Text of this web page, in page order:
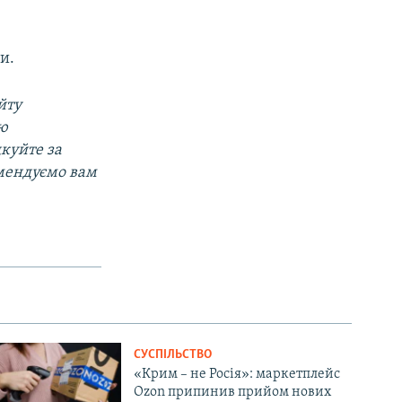
за
вам
СУСПІЛЬСТВО
«Крим – не Росія»: маркетплейс
Ozon припинив прийом нових